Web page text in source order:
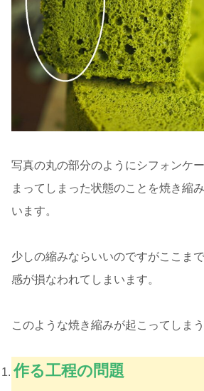
写真の丸の部分のようにシフォンケ
まってしまった状態のことを焼き縮
います。
少しの縮みならいいのですがここま
感が損なわれてしまいます。
このような焼き縮みが起こってしま
作る工程の問題